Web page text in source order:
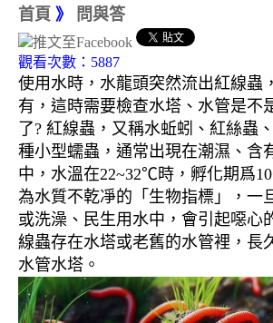
首頁 》 問與答
觀看次數：5887
使用水時，水龍頭突然流出紅線蟲
有，這時需要檢查水塔、水管是不
了? 紅線蟲，又稱水蚯蚓、紅絲蟲
種小型蠕蟲，通常出現在潮濕、含
中，水溫在22~32℃時，孵化期爲
為水質不乾凈的「生物指標」，一
或洗澡、民生用水中，會引起噁心
線蟲存在水塔或老舊的水管裡，長
水管水塔。